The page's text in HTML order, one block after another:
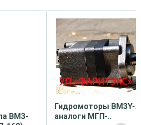
ВМ3-
Гидромоторы ВМ3Y-..
аналоги МГП-..